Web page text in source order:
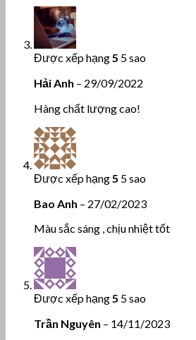
Được xếp hạng5 5 sao
Hải Anh – 29/09/2022
Hàng chất lượng cao!
Được xếp hạng5 5 sao
Bao Anh – 27/02/2023
Màu sắc sáng , chịu nhiệt tốt
Được xếp hạng5 5 sao
Trần Nguyên – 14/11/2023